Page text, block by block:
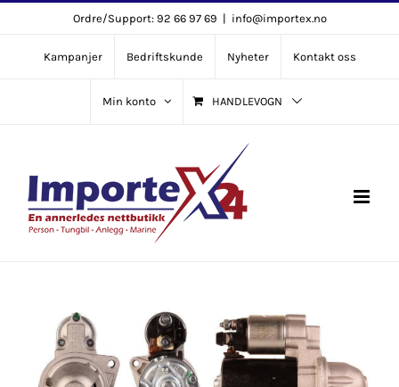
content
Ordre/Support: 92 66 97 69 | info@importex.no
Kampanjer Bedriftskunde Nyheter Kontakt oss
Min konto HANDLEVOGN